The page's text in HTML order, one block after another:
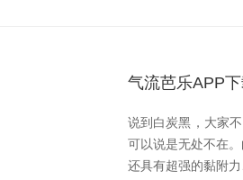
气流芭乐APP
说到白炭黑，大家
可以说是无处不在
还具有超强的黏附力